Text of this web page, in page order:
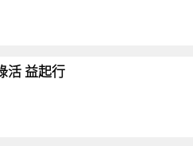
活 益起行